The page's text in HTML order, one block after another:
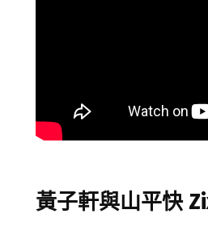
黃子軒與山平快